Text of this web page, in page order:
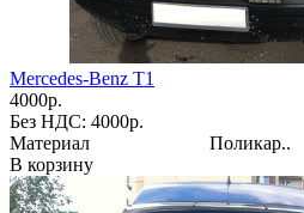
Mercedes-Benz T1
4000р.
Без НДС: 4000р.
Материал Поликар..
В корзину